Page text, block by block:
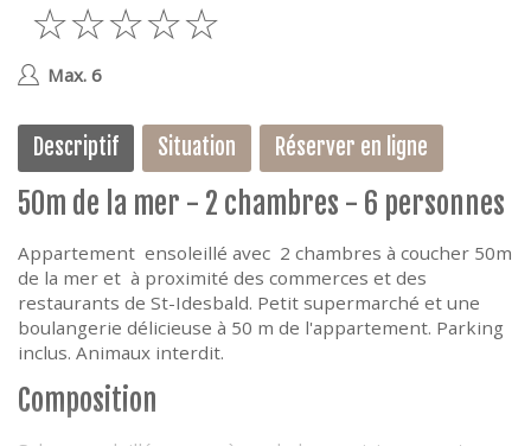
5 Max. 6
Descriptif Situation Réserver en ligne
50m de la mer - 2 chambres - 6 personnes
Appartement ensoleillé avec 2 chambres à coucher 50m
de la mer et à proximité des commerces et des
restaurants de St-Idesbald. Petit supermarché et une
boulangerie délicieuse à 50 m de l'appartement. Parking
inclus. Animaux interdit.
Composition